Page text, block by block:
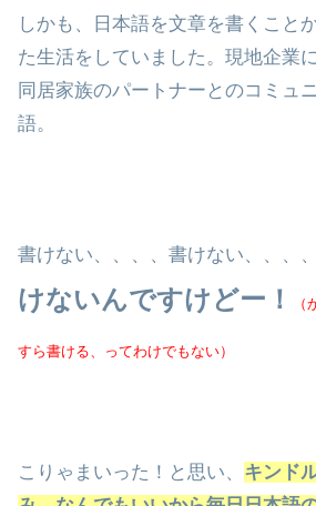
しかも、日本語を文章を書くこと
た生活をしていました。現地企業
同居家族のパートナーとのコミュ
語。
書けない、、、、書けない、、、、
けないんですけどー！
すら書ける、ってわけでもない）
こりゃまいった！と思い、 キンド